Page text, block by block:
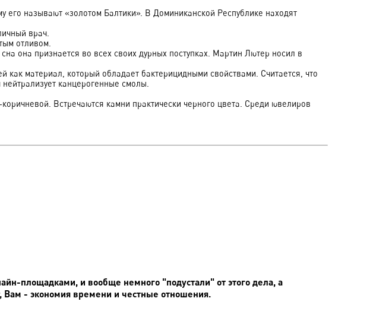
называют «золотом Балтики». В Доминиканской Республике находят
врач.
отливом.
она признается во всех своих дурных поступках. Мартин Лютер носил в
материал, который обладает бактерицидными свойствами. Считается, что
канцерогенные смолы.
Встречаются камни практически черного цвета. Среди ювелиров
площадками, и вообще немного "подустали" от этого дела, а
Вам - экономия времени и честные отношения.